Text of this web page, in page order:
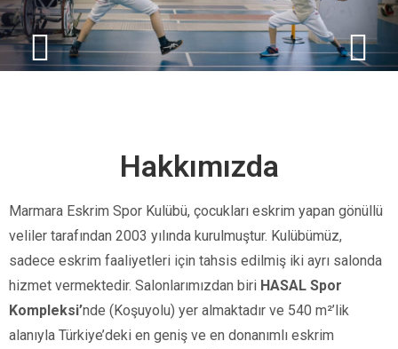
Hakkımızda
Marmara Eskrim Spor Kulübü, çocukları eskrim yapan gönüllü
veliler tarafından 2003 yılında kurulmuştur. Kulübümüz,
sadece eskrim faaliyetleri için tahsis edilmiş iki ayrı salonda
hizmet vermektedir. Salonlarımızdan biri HASAL Spor
Kompleksi’nde (Koşuyolu) yer almaktadır ve 540 m²’lik
alanıyla Türkiye’deki en geniş ve en donanımlı eskrim